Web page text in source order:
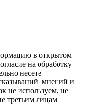
в открытом
на обработку
несете
мнений и
не используем, не
третьим лицам.